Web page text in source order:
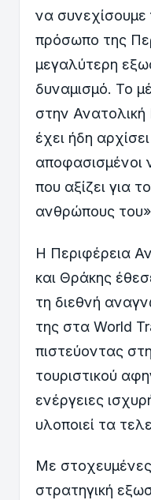
να συνεχίσουμε
πρόσωπο της
μεγαλύτερη
δυναμισμό. Το
στην
έχει ήδη
αποφασισμένοι
που αξίζει για
ανθρώπους
Η Περιφέρεια
και Θράκης
τη διεθνή
της στα World
πιστεύοντας
τουριστικού
ενέργειες
υλοποιεί τα
Με στοχευμένες
στρατηγική